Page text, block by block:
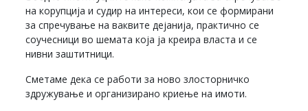
на корупција и судир на интереси, кои се формирани
за спречување на ваквите дејанија, практично се
соучесници во шемата која ја креира власта и се
нивни заштитници.
Сметаме дека се работи за ново злосторничко
здружување и организирано криење на имоти.